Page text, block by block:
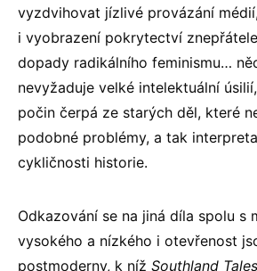
vyzdvihovat jízlivé provázání
i vyobrazení pokrytectví
dopady radikálního feminismu…
nevyžaduje velké intelektuální
počin čerpá ze starých děl, které
podobné problémy, a tak
cykličnosti historie.
Odkazování se na jiná díla spolu s
vysokého a nízkého i otevřenost
postmoderny, k níž Southland Tales